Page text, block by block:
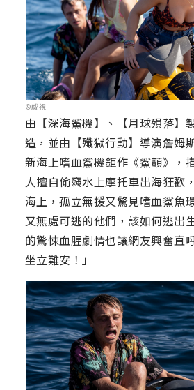
©威視
由【深海鯊機】、【月球殞落】
造，並由【殲獄行動】導演詹姆
新海上嗜血鯊機鉅作《鯊顫》，
人擅自偷竊水上摩托車出海狂歡
海上，孤立無援又驚見嗜血鯊魚
又無處可逃的他們，該如何逃出
的驚悚血腥劇情也讓網友興奮直
坐立難安！」